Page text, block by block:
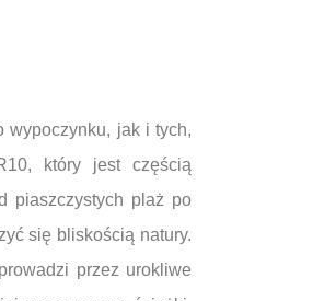
wypoczynku, jak i tych,
który jest częścią
piaszczystych plaż po
się bliskością natury.
przez urokliwe